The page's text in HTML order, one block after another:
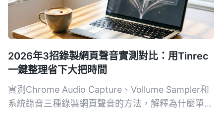
2026年3招錄製網頁聲音實測對比：用Tinrec
一鍵整理省下大把時間
實測Chrome Audio Capture、Vollume Sampler和
系統錄音三種錄製網頁聲音的方法，解釋為什麼單純